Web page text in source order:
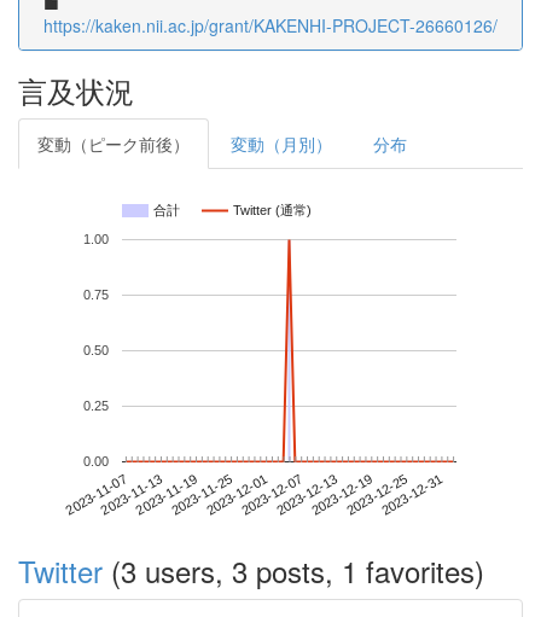
https://kaken.nii.ac.jp/grant/KAKENHI-PROJECT-26660126/
言及状況
変動（ピーク前後） 変動（月別） 分布
合計 Twitter (通常)
2023-11-072023-11-132023-11-192023-11-252023-12-012023-12-072023-12-132023-12-192023-12-252023-12-31
0.00
0.25
0.50
0.75
1.00
Twitter (3 users, 3 posts, 1 favorites)